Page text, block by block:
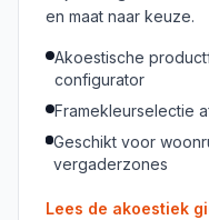
en maat naar keuze.
Akoestische
configurator
Framekleurselectie
Geschikt voor
vergaderzones
Lees de akoestiek